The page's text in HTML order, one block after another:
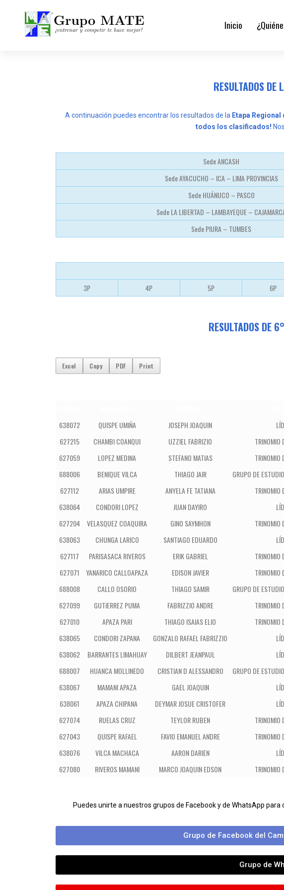
Inicio
RESULTADOS
A continuación puedes encontrar los resultados de la Etapa
todos los clasificados!
Sede ANCASH
Sede AYACUCHO – ICA – LIMA PROVINCIAS
Sede HUÁNUCO – PASCO
Sede LA LIBERTAD – LAMBAYEQUE –
Sede PIURA – TUMBES
3P
4P 5P 6P
RESULTADOS DE
Excel Copy PDF Print
638072
QUISPE UMIÑA JOSEPH JOAQUIN
627215
CHAMBI COANQUI UZZIEL FABRIZIO TRINOMIO
627059
LOPEZ MEDINA STEFANO MATIAS TRINOMIO
688006
BENIQUE VILCA THIAGO JAIR GRUPO DE
627112
ARIAS UMPIRE ANYELA FE TATIANA TRINOMIO
638064
CONDORI LOPEZ JUAN DAYIRO
627204
VELASQUEZ COAQUIRA GINO SAYMHON TRINOMIO
638063
CHUNGA LARICO SANTIAGO EDUARDO
627117
PARISASACA RIVEROS ERIK GABRIEL TRINOMIO
627071
YANARICO CALLOAPAZA EDISON JAVIER TRINOMIO
688008
CALLO OSORIO THIAGO SAMIR GRUPO DE
627099
GUTIERREZ PUMA FABRIZZIO ANDRE TRINOMIO
627010
APAZA PARI THIAGO ISAIAS ELIO TRINOMIO
638065
CONDORI ZAPANA GONZALO RAFAEL FABRIZZIO
638062
BARRANTES LIMAHUAY DILBERT JEANPAUL
688007
HUANCA MOLLINEDO CRISTIAN D ALESSANDRO GRUPO DE
638067
MAMANI APAZA GAEL JOAQUIN
638061
APAZA CHIPANA DEYMAR JOSUE CRISTOFER
627074
RUELAS CRUZ TEYLOR RUBEN TRINOMIO
627043
QUISPE RAFAEL FAVIO EMANUEL ANDRE TRINOMIO
638076
VILCA MACHACA AARON DARIEN
627080
RIVEROS MAMANI MARCO JOAQUIN EDSON TRINOMIO
Puedes unirte a nuestros grupos de Facebook y de WhatsApp
Grupo de Facebook del
Grupo de